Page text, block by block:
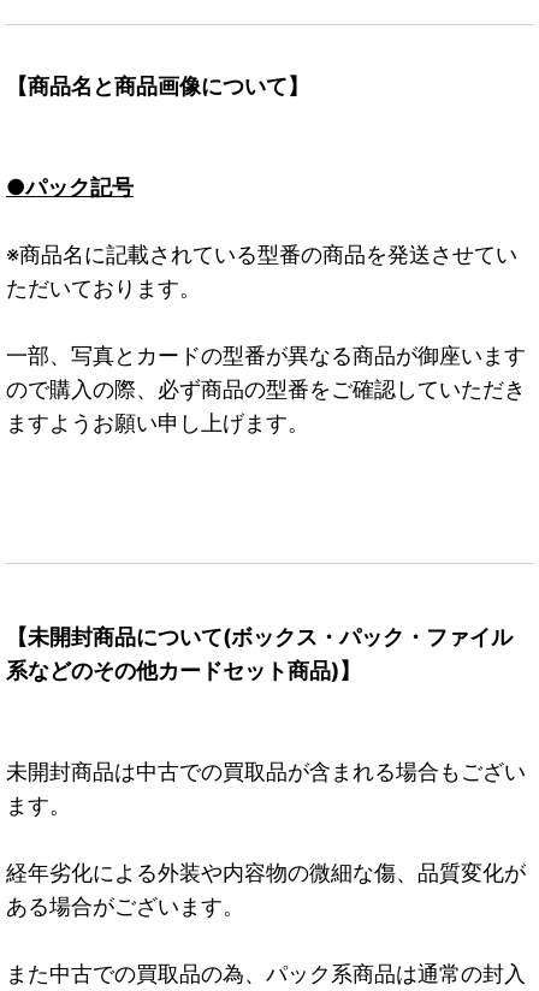
【商品名と商品画像について】
●パック記号
※商品名に記載されている型番の商品を発送させてい
ただいております。
一部、写真とカードの型番が異なる商品が御座います
ので購入の際、必ず商品の型番をご確認していただき
ますようお願い申し上げます。
【未開封商品について(ボックス・パック・ファイル
系などのその他カードセット商品)】
未開封商品は中古での買取品が含まれる場合もござい
ます。
経年劣化による外装や内容物の微細な傷、品質変化が
ある場合がございます。
また中古での買取品の為、パック系商品は通常の封入